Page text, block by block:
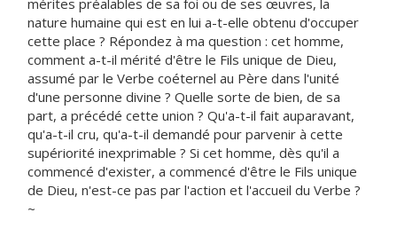
mérites préalables de sa foi ou de ses œuvres, la
nature humaine qui est en lui a-t-elle obtenu d'occuper
cette place ? Répondez à ma question : cet homme,
comment a-t-il mérité d'être le Fils unique de Dieu,
assumé par le Verbe coéternel au Père dans l'unité
d'une personne divine ? Quelle sorte de bien, de sa
part, a précédé cette union ? Qu'a-t-il fait auparavant,
qu'a-t-il cru, qu'a-t-il demandé pour parvenir à cette
supériorité inexprimable ? Si cet homme, dès qu'il a
commencé d'exister, a commencé d'être le Fils unique
de Dieu, n'est-ce pas par l'action et l'accueil du Verbe ?
~